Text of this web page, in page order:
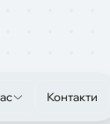
Контакти